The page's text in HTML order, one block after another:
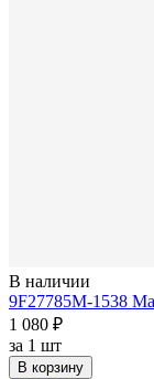
В наличии
9F27785M-1538
1 080 ₽
за 1 шт
В корзину